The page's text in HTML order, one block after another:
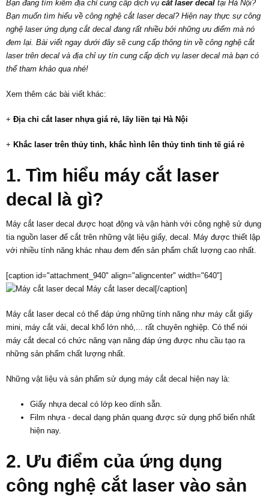
Bạn đang tìm kiếm địa chỉ cung cấp dịch vụ cắt laser decal tại Hà Nội?
Bạn muốn tìm hiểu về công nghệ cắt laser decal? Hiện nay thực sự công
nghệ laser ứng dụng cắt decal đang rất nhiều bởi những ưu điểm mà nó
đem lại. Bài viết ngay dưới đây sẽ cung cấp thông tin về công nghệ cắt
laser trên decal và địa chỉ uy tín cung cấp dịch vụ laser decal mà bạn có
thể tham khảo qua nhé!
Xem thêm các bài viết khác:
+ Địa chỉ cắt laser nhựa giá rẻ, lấy liền tại Hà Nội
+ Khắc laser trên thủy tinh, khắc hình lên thủy tinh tinh tế giá rẻ
1. Tìm hiểu máy cắt laser
decal là gì?
Máy cắt laser decal được hoạt động và vận hành với công nghệ sử dụng
tia nguồn laser để cắt trên những vật liệu giấy, decal. Máy được thiết lập
với nhiều tính năng khác nhau đem đến sản phẩm chất lượng cao nhất.
[caption id="attachment_940" align="aligncenter" width="640"]
Máy cắt laser decal[/caption]
Máy cắt laser decal có thể đáp ứng những tính năng như máy cắt giấy
mini, máy cắt vải, decal khổ lớn nhỏ,... rất chuyên nghiệp. Có thể nói
máy cắt decal có chức năng vạn năng đáp ứng được nhu cầu tạo ra
những sản phẩm chất lượng nhất.
Những vật liệu và sản phẩm sử dụng máy cắt decal hiện nay là:
Giấy nhựa decal có lớp keo dính sẵn.
Film nhựa - decal dạng phản quang được sử dụng phổ biến nhất
hiện nay.
2. Ưu điểm của ứng dụng
công nghệ cắt laser vào sản